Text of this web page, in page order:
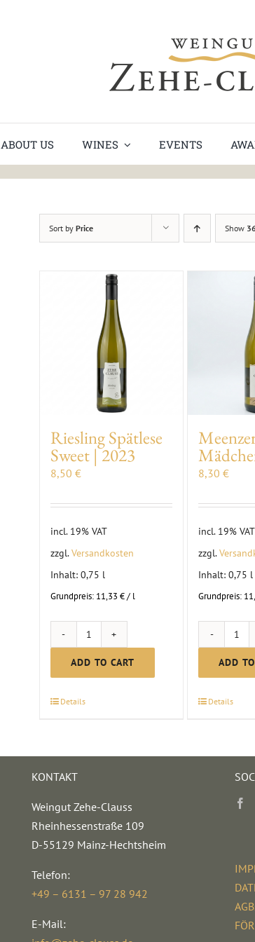
ABOUT US WINES EVENTS
Sort by Price Show
Riesling Spätlese
Sweet | 2023
8,50 €
incl. 19% VAT
zzgl.Versandkosten
Inhalt: 0,75 l
Grundpreis: 11,33 €/ l
Riesling
Spätlese
Sweet
ADD TO CART
Details
8,30€
incl. 19% VAT
zzgl.
Inhalt: 0,75 l
Grundpreis:
|
ADD
Details
KONTAKT
Weingut Zehe-Clauss
Rheinhessenstraße 109
D-55129 Mainz-Hechtsheim
Telefon:
+49 – 6131 – 97 28 942
E-Mail: